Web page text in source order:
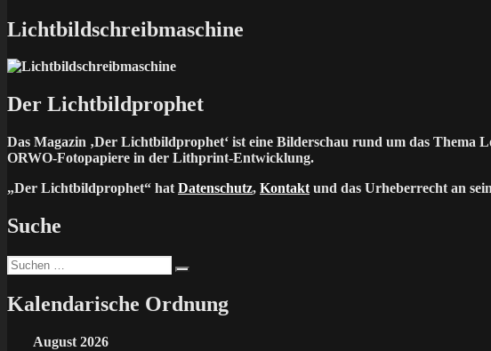
Lichtbildschreibmaschine
Der Lichtbildprophet
Das Magazin ‚Der Lichtbildprophet‘ ist eine Bilderschau rund um das
ORWO-Fotopapiere in der Lithprint-Entwicklung.
„Der Lichtbildprophet“ hat Datenschutz, Kontakt und das Urheberrecht an
Suche
Suchen
nach:
Kalendarische Ordnung
August 2026